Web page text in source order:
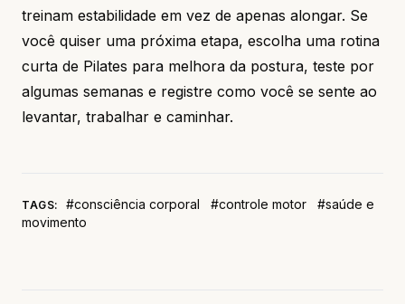
treinam estabilidade em vez de apenas alongar. Se
você quiser uma próxima etapa, escolha uma rotina
curta de Pilates para melhora da postura, teste por
algumas semanas e registre como você se sente ao
levantar, trabalhar e caminhar.
TAGS: #consciência corporal #controle motor
#saúde e
movimento